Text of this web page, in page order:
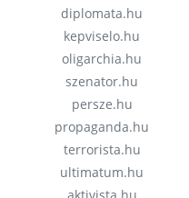
diplomata.hu
kepviselo.hu
oligarchia.hu
szenator.hu
persze.hu
propaganda.hu
terrorista.hu
ultimatum.hu